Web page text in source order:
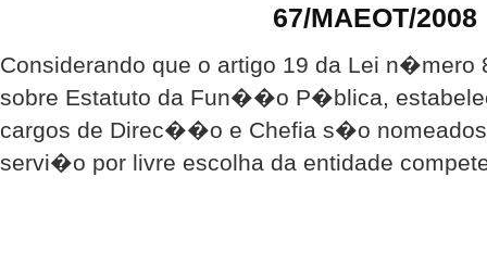
67/MAEOT/2008
Considerando que o artigo 19 da Lei n�mero
sobre Estatuto da Fun��o P�blica,
cargos de Direc��o e Chefia s�o
servi�o por livre escolha da entidade